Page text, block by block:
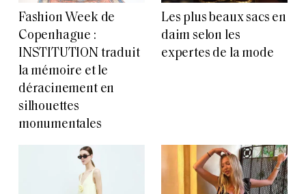
Fashion Week de
Copenhague :
INSTITUTION traduit
la mémoire et le
déracinement en
silhouettes
monumentales
Les plus beaux sacs en
daim selon les
expertes de la mode